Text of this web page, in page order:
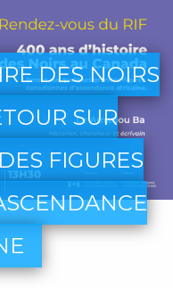
DES NOIRS
SUR
FIGURES